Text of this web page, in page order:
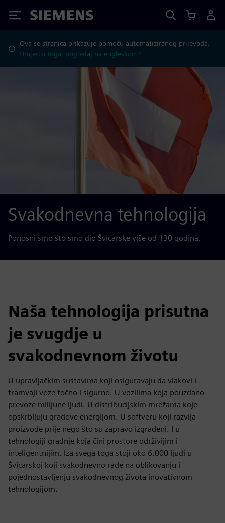
Siemens
Ova se stranica prikazuje pomoću automatiziranog prijevoda.
Umjesto toga, pogledaj na engleskom?
Svakodnevna tehnologija
Ponosni smo što smo dio Švicarske više od 130 godina.
Naša tehnologija prisutna
je svugdje u
svakodnevnom životu
U upravljačkim sustavima koji osiguravaju da vlakovi i
tramvaji voze točno i sigurno. U vozilima koja pouzdano
prevoze milijune ljudi. U distribucijskim mrežama koje
opskrbljuju gradove energijom. U softveru koji razvija
proizvode prije nego što su zapravo izgrađeni. I u
tehnologiji gradnje koja čini prostore održivijim i
inteligentnijim. Iza svega toga stoji oko 6.000 ljudi u
Švicarskoj koji svakodnevno rade na oblikovanju i
pojednostavljenju svakodnevnog života inovativnom
tehnologijom.